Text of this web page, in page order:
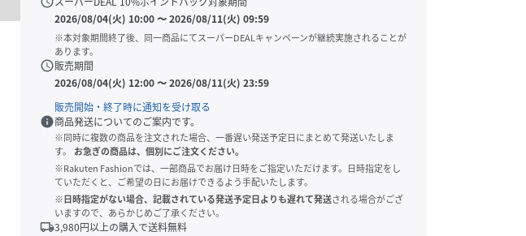
2026/08/04(火) 10:00〜2026/08/11(火) 09:59
※本対象期間終了後、同一商品にてスーパーDEALキャンペーンが継続実施されることが
あります。
schedule販売期間
2026/08/04(火) 12:00〜2026/08/11(火) 23:59
販売開始・終了時に通知を受け取る
info商品発送についてのご案内です。
※同時に複数の商品を注文された場合、一番遅い発送予定日にまとめて発送いたしま
す。
お急ぎの商品は、個別にご注文ください。
※Rakuten Fashionでは、一部商品でお届け日時をご指定いただけます。日時指定をし
ていただくと、ご希望の日にお届けできるよう手配いたします。
※日時指定がない場合、記載されている発送予定日よりも遅れて発送される場合がござ
いますので、あらかじめご了承ください。
local_shipping3,980円以上の購入で送料無料